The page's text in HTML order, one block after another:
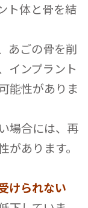
ト体と骨を結
あごの骨を削
インプラント
能性がありま
場合には、再
あります。
けられない